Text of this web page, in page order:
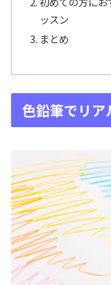
ッスン
まとめ
色鉛筆でリア